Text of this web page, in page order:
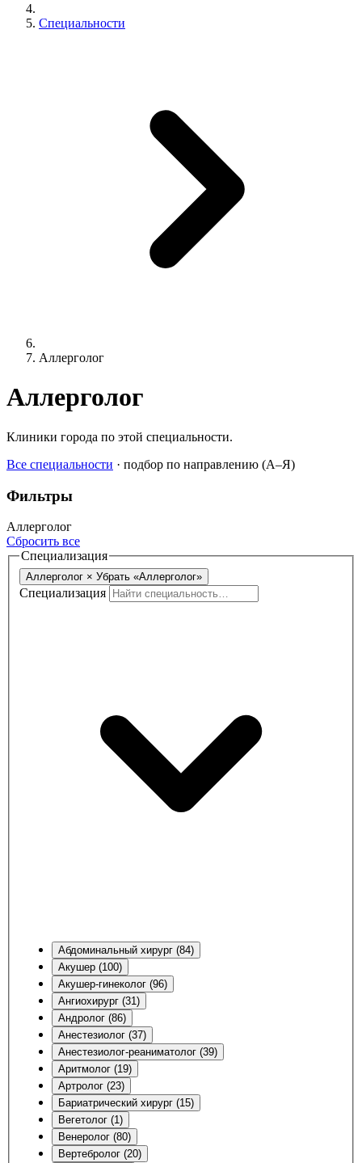
Специальности
Аллерголог
Аллерголог
Клиники города по этой специальности.
Все специальности · подбор по направлению (A–Я)
Фильтры
Аллерголог
Сбросить все
Специализация
Аллерголог × Убрать «Аллерголог»
Специализация
Абдоминальный хирург (84)
Акушер (100)
Акушер-гинеколог (96)
Ангиохирург (31)
Андролог (86)
Анестезиолог (37)
Анестезиолог-реаниматолог (39)
Аритмолог (19)
Артролог (23)
Бариатрический хирург (15)
Вегетолог (1)
Венеролог (80)
Вертебролог (20)